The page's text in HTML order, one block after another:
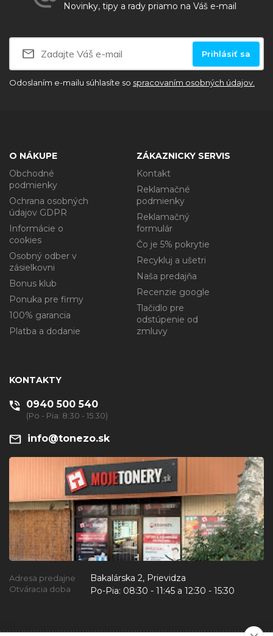
Novinky, tipy a rady priamo na Váš e-mail
Prihlásiť sa
Odoslaním e-mailu súhlasíte so spracovaním osobných údajov.
O NÁKUPE
Obchodné
podmienky
Ochrana osobných
údajov GDPR
Informácie o
cookies
Osobný odber v
zásielkovni
Bonus klub
Ponuka pre firmy
100% garancia
Platba a dodanie
ZÁKAZNICKY SERVIS
Kontakt
Reklamačné
podmienky
Reklamačný
formulár
Čo je 5% pokrytie
Recykluj a ušetri
Naša predajňa
Recenzie google
Tlačidlo pre
odstúpenie od
zmluvy
KONTAKTY
0940 500 540
(Po - Pia: 8:30 - 15:30)
info@tonezo.sk
Adresa predajne Bakalárska 2, Prievidza
Otváracia doba Po-Pia: 08:30 - 11:45 a 12:30 - 15:30